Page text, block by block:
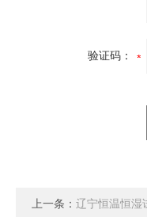
验证码：
上一条： 辽宁恒温恒湿